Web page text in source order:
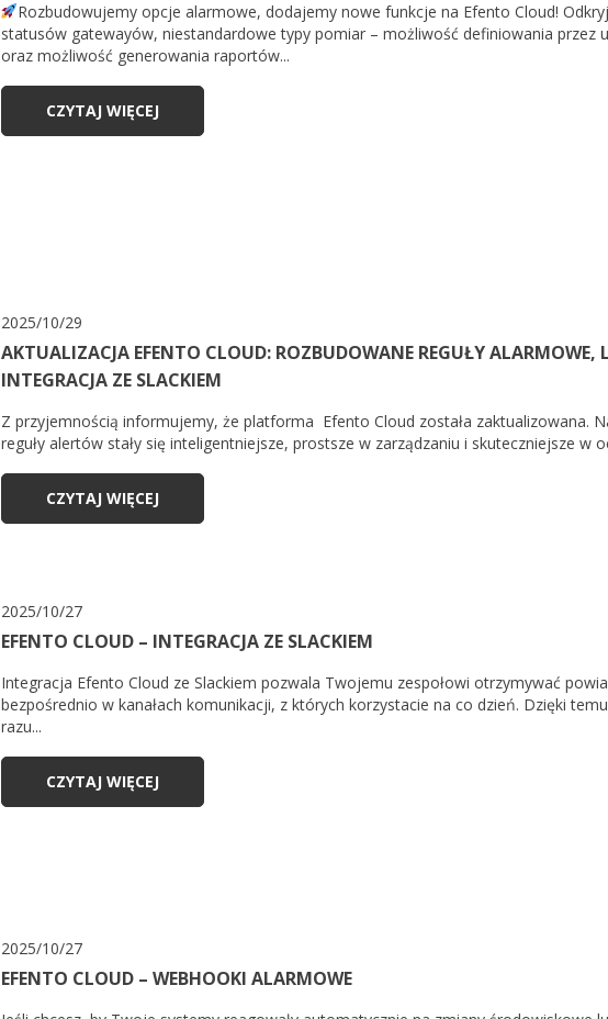
Rozbudowujemy opcje alarmowe, dodajemy nowe funkcje na Efento Cloud!
statusów gatewayów, niestandardowe typy pomiar – możliwość definiowania przez
oraz możliwość generowania raportów...
CZYTAJ WIĘCEJ
2025/10/29
AKTUALIZACJA EFENTO CLOUD: ROZBUDOWANE REGUŁY ALARMOWE,
INTEGRACJA ZE SLACKIEM
Z przyjemnością informujemy, że platforma Efento Cloud została zaktualizowana.
reguły alertów stały się inteligentniejsze, prostsze w zarządzaniu i skuteczniejsze w
CZYTAJ WIĘCEJ
2025/10/27
EFENTO CLOUD – INTEGRACJA ZE SLACKIEM
Integracja Efento Cloud ze Slackiem pozwala Twojemu zespołowi otrzymywać
bezpośrednio w kanałach komunikacji, z których korzystacie na co dzień. Dzięki
razu...
CZYTAJ WIĘCEJ
2025/10/27
EFENTO CLOUD – WEBHOOKI ALARMOWE